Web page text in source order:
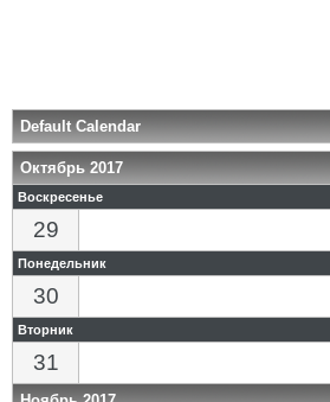
Default Calendar
Октябрь 2017
Воскресенье
29
Понедельник
30
Вторник
31